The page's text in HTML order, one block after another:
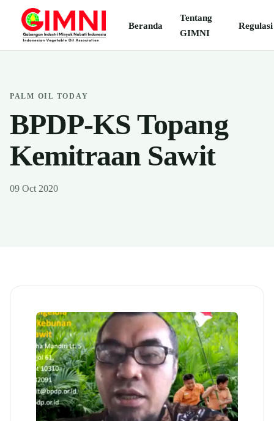
Beranda
Tentang
GIMNI
Regulasi
PALM OIL TODAY
BPDP-KS Topang
Kemitraan Sawit
09 Oct 2020